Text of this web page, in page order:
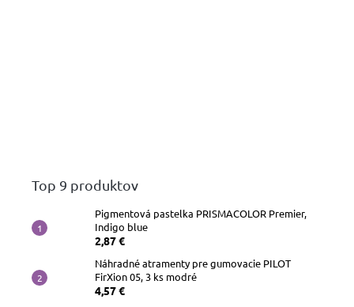
Top 9 produktov
Pigmentová pastelka PRISMACOLOR Premier,
Indigo blue
2,87 €
Náhradné atramenty pre gumovacie PILOT
FirXion 05, 3 ks modré
4,57 €